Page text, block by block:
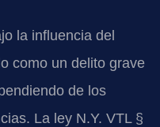
la influencia del
como un delito grave
de los
La ley N.Y. VTL §